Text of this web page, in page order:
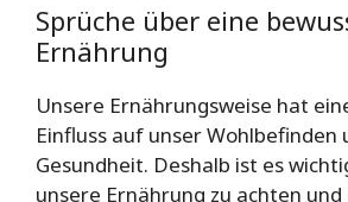
Sprüche über eine
Ernährung
Unsere Ernährungsweise hat
Einfluss auf unser Wohlbefinden
Gesundheit. Deshalb ist es
unsere Ernährung zu achten und